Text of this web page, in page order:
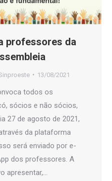
professores da
13/08/2021
todos os
sócios e não sócios,
27 de agosto de 2021,
da plataforma
será enviado por e-
dos professores. A
apresentar,…